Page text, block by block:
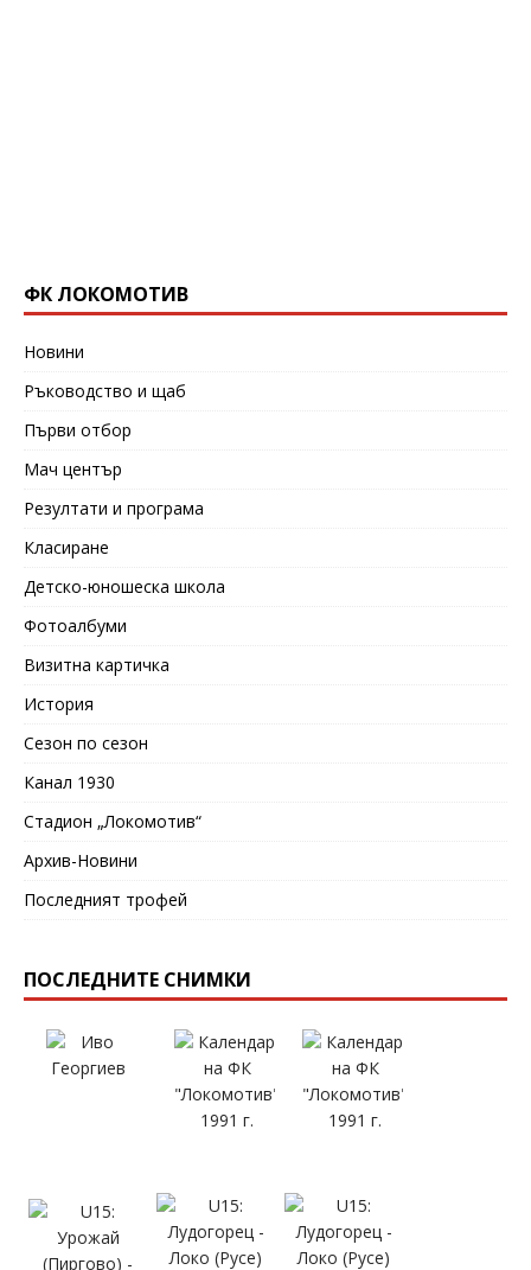
ФК ЛОКОМОТИВ
Новини
Ръководство и щаб
Първи отбор
Мач център
Резултати и програма
Класиране
Детско-юношеска школа
Фотоалбуми
Визитна картичка
История
Сезон по сезон
Канал 1930
Стадион „Локомотив“
Архив-Новини
Последният трофей
ПОСЛЕДНИТЕ СНИМКИ